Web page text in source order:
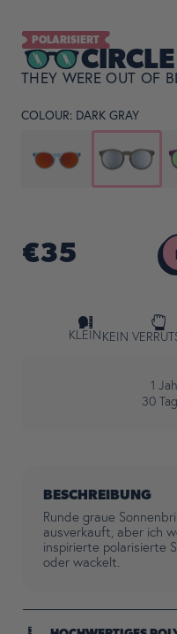
POLARISIERT
THEY WERE OUT OF
€35
COLOUR: DARK GRAY
KLEINKEIN
1
30
BESCHREIBUNG
Runde graue
ausverkauft, aber ich
inspirierte polarisierte
oder wackelt.